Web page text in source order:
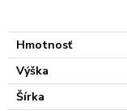
Hmotnosť
Výška
Šírka